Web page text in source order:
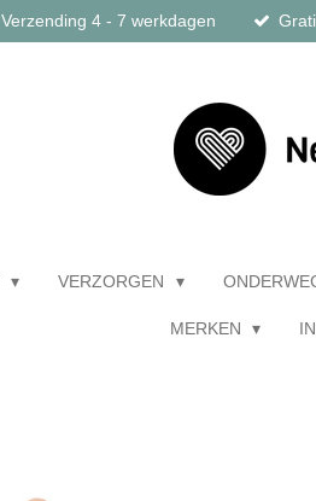
Verzending 4 - 7 werkdagen
VERZORGEN
MERKEN